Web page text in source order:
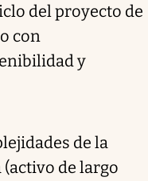
del proyecto de
con
y
de la
de largo